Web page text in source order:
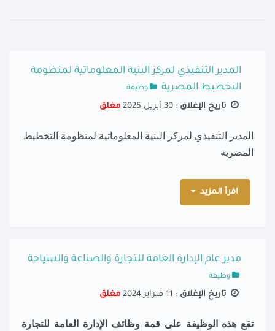
المدير التنفيذي لمركز البنية المعلوماتية لمنظومة
التخطيط المصرية
وظيفة
تاريخ الإغلاق : مغلق
المدير التنفيذي لمركز البنية المعلوماتية لمنظومة التخطيط
المصرية
اقرأ المزيد
مدير عام الإدارة العامة للتجارة والصناعة والسياحة
وظيفة
تاريخ الإغلاق : مغلق
تقع هذه الوظيفة على قمة وظائف الإدارة العامة للتجارة